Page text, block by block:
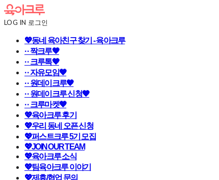
LOG IN 로그인
💖동네 육아친구 찾기 - 육아크루
· · 짝크루🧡
· · 크루톡🧡
· · 자유모임🧡
· · 원데이크루🧡
· · 원데이크루 신청🧡
· · 크루마켓🧡
💖육아크루 후기
💖우리 동네 오픈 신청
💖퍼스트크루 5기 모집
💖JOIN OUR TEAM
💖육아크루 소식
💖팀육아크루 이야기
💖제휴/협업 문의